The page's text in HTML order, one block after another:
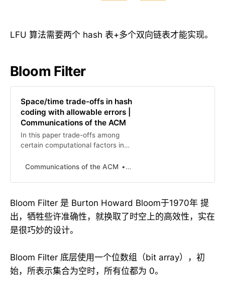
LFU 算法需要两个 hash 表+多个双向链表才能实现。
Bloom Filter
Space/time trade-offs in hash
coding with allowable errors |
Communications of the ACM
In this paper trade-offs among
certain computational factors in
paradigm problem considered is
one-by-onefor membership in a
hash-coding methods are ...
Communications of the ACM Burton H. Bloom Computer
Bloom Filter 是 Burton Howard Bloom于1970年 提
出，牺牲些许准确性，就换取了时空上的高效性，实在
是很巧妙的设计。
Bloom Filter 底层使用一个位数组（bit array），初
始，所表示集合为空时，所有位都为 0。